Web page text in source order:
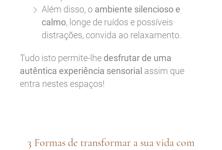
Além disso, o ambiente silencioso e
calmo, longe de ruídos e possíveis
distrações, convida ao relaxamento.
Tudo isto permite-lhe desfrutar de uma
autêntica experiência sensorial assim que
entra nestes espaços!
3 Formas de transformar a sua vida com